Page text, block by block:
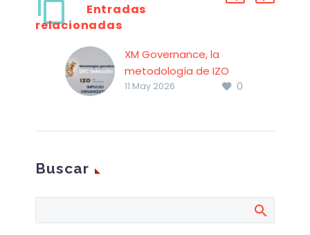
Entradas
relacionadas
XM Governance, la
metodología de IZO
0
11 May 2026
Buscar